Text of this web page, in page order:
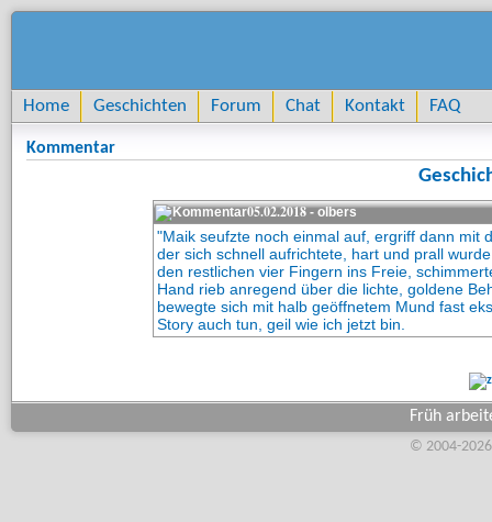
Home Geschichten Forum Chat Kontakt FAQ
Kommentar
05.02.2018- olbers
"Maik seufzte noch einmal auf, ergriff dann mit
der sich schnell aufrichtete, hart und prall
den restlichen vier Fingern ins Freie,
Hand rieb anregend über die lichte, goldene
bewegte sich mit halb geöffnetem Mund fast
Story auch tun, geil wie ich jetzt bin.
Früh
© 2004-